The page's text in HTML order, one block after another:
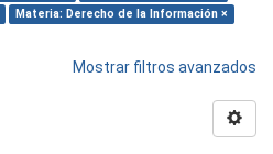
Materia: Derecho de la Información ×
Mostrar filtros avanzados